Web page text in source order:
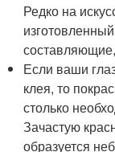
Редко на
Если ваши
клея, то
столько
Зачастую
образуется